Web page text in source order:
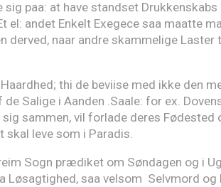
paa: at have standset
andet Enkelt Exegece saa maatte
derved, naar andre skammelige
thi de beviise med ikke den
Salige i Aanden .Saale: for ex.
sammen, vil forlade deres
skal leve som i Paradis.
Sogn prædiket om Søndagen og i
Løsagtighed, saa velsom Selvmord